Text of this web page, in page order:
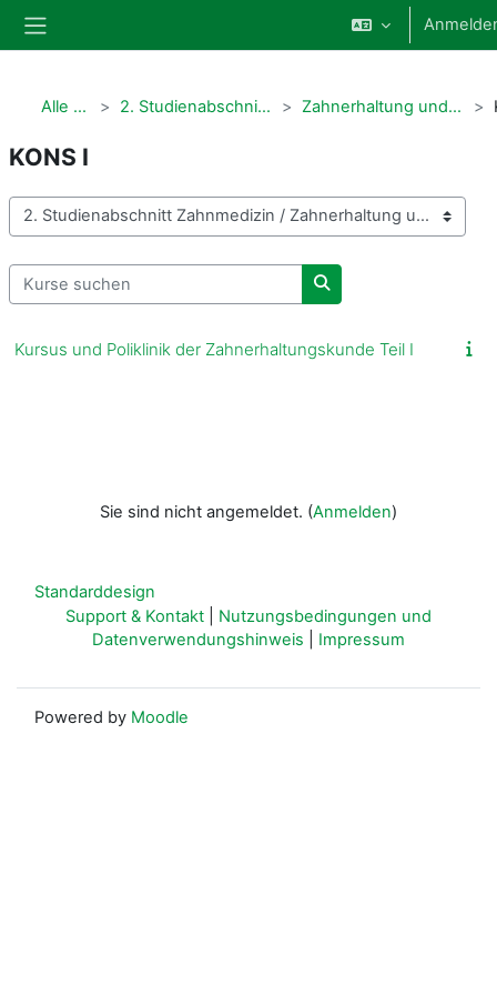
Website-Übersicht
Alle Kurse 2. Studienabschnitt Zahnmedizin Zahnerhaltung und Parodontologie
KONS I
Kursbereiche
Kurse suchen
Kurse suchen
Kursus und Poliklinik der Zahnerhaltungskunde Teil I
Sie sind nicht angemeldet. (Anmelden)
Standarddesign
Support & Kontakt
Nutzungsbedingungen und
Datenverwendungshinweis
Impressum
Powered by Moodle